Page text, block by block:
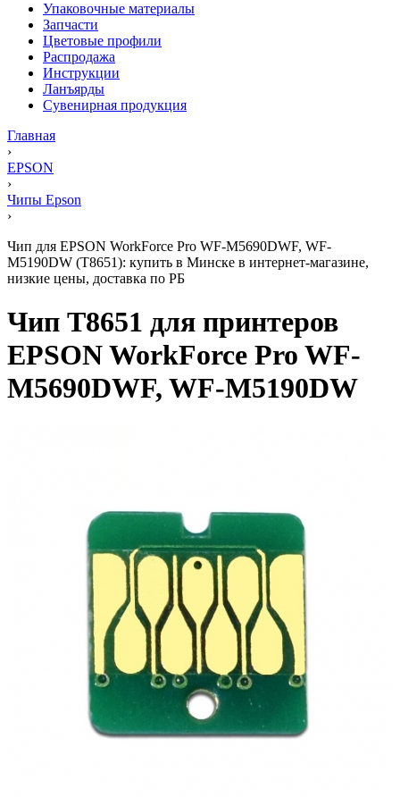
Упаковочные материалы
Запчасти
Цветовые профили
Распродажа
Инструкции
Ланъярды
Сувенирная продукция
Главная
›
EPSON
›
Чипы Epson
›
Чип для EPSON WorkForce Pro WF-M5690DWF, WF-
M5190DW (T8651): купить в Минске в интернет-магазине,
низкие цены, доставка по РБ
Чип T8651 для принтеров
EPSON WorkForce Pro WF-
M5690DWF, WF-M5190DW